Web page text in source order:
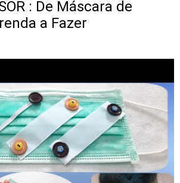
: De Máscara de
a Fazer